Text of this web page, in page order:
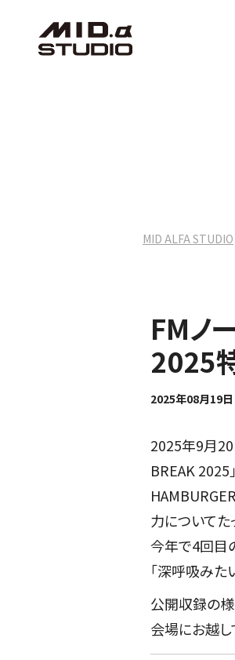
MID ALFA STUDIO
FMノ
2025
2025年08月19日
2025年9月20
BREAK 2025
力についてた
今年で4回目
「深呼吸みた
公開収録の様
会場にお越し